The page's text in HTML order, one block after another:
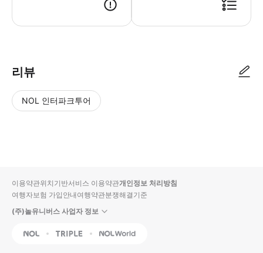
리뷰
NOL 인터파크투어
입니
다.
순
상
이용약관위치기반서비스 이용약관개인정보 처리방침
여행자보험 가입안내여행약관분쟁해결기준
(주)놀유니버스 사업자 정보
NOL Triple Interpark Global